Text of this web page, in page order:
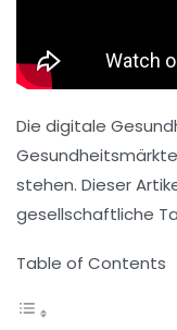
Die digitale
Gesundheitsmärkte
stehen. Dieser
gesellschaftliche
Table of Contents